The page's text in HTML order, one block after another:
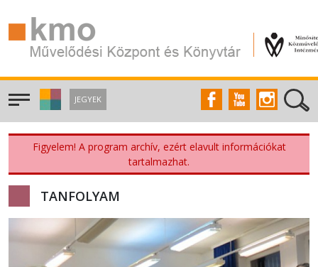
JEGYEK
Figyelem! A program archív, ezért elavult információkat
tartalmazhat.
TANFOLYAM